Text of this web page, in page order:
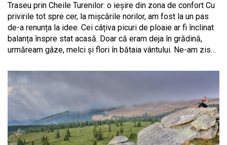
Traseu prin Cheile Turenilor: o ieșire din zona de confort Cu
privirile tot spre cer, la mișcările norilor, am fost la un pas
de-a renunța la idee. Cei câțiva picuri de ploaie ar fi înclinat
balanța înspre stat acasă. Doar că eram deja în grădină,
urmăream gâze, melci și flori în bătaia vântului. Ne-am zis…